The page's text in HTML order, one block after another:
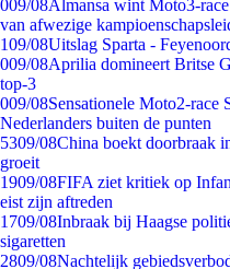
009/08Almansa wint Moto3-
van afwezige
109/08Uitslag Sparta -
009/08Aprilia domineert Britse
top-3
009/08Sensationele Moto2-race
Nederlanders buiten de punten
5309/08China boekt doorbraak
groeit
1909/08FIFA ziet kritiek op
eist zijn aftreden
1709/08Inbraak bij Haagse
sigaretten
2809/08Nachtelijk